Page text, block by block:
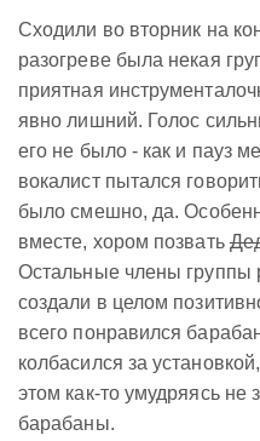
Сходили во вторник на
разогреве была некая
приятная
явно лишний. Голос
его не было - как и пауз
вокалист пытался
было смешно, да.
вместе, хором позвать
Остальные члены группы
создали в целом
всего понравился
колбасился за
этом как-то умудряясь не
барабаны.